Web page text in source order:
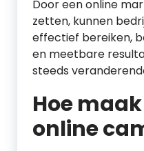
Door een online
zetten, kunnen
effectief bereiken,
en meetbare
steeds
Hoe
online